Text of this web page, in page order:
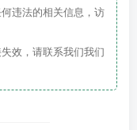
违法的相关信息，访
效，请联系我们我们